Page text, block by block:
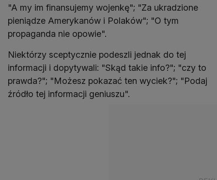
"A my im finansujemy wojenkę"; "Za ukradzione
pieniądze Amerykanów i Polaków"; "O tym
propaganda nie opowie".
Niektórzy sceptycznie podeszli jednak do tej
informacji i dopytywali: "Skąd takie info?"; "czy to
prawda?"; "Możesz pokazać ten wyciek?"; "Podaj
źródło tej informacji geniuszu".